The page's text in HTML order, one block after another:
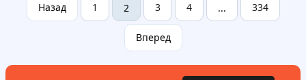
Назад 1 2 3 4 ... 334
Вперед